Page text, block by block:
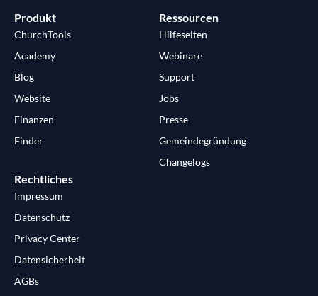
Produkt
ChurchTools
Academy
Blog
Website
Finanzen
Finder
Ressourcen
Hilfeseiten
Webinare
Support
Jobs
Presse
Gemeindegründung
Changelogs
Rechtliches
Impressum
Datenschutz
Privacy Center
Datensicherheit
AGBs